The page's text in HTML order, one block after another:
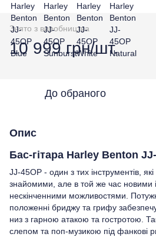
Знято з виробництва
10 999 грн/шт.
До обраного
Опис
Бас-гітара Harley Benton
JJ-45OP - один з тих інструментів,
знайомими, але в той же час новими
нескінченними можливостями.
положенні бриджу та грифу
низ з гарною атакою та гостротою.
слепом та поп-музикою під фанкові